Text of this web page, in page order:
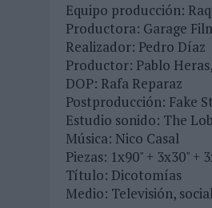
Equipo producción:
Productora: Garage
Realizador: Pedro Díaz
Productor: Pablo Heras,
DOP: Rafa Reparaz
Postproducción: Fake
Estudio sonido: The
Música: Nico Casal
Piezas: 1x90" + 3x30" +
Título: Dicotomías
Medio: Televisión,